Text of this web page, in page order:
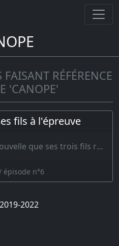
RÉFÉRENCE
'CANOPE'
fils à l'épreuve
Feridoun ayant reçu la nouvelle que ses trois fils revenaient vers lui, se mit en mar…
épisode n°6
2022